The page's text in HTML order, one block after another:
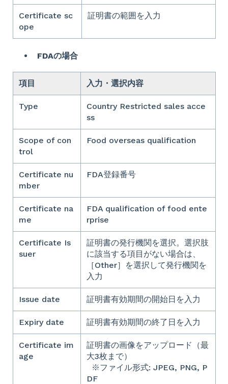
Certificate sc
ope
証明書の範囲を入力
FDAの場合
項目 入力・選択内容
Type
Country Restricted sales acce
ss
Scope of con
trol
Food overseas qualification
Certificate nu
mber
FDA登録番号
Certificate na
me
FDA qualification of food ente
rprise
Certificate Is
suer
証明書の発行機関を選択。選択肢
に該当する項目がない場合は、
［Other］を選択して発行機関を
入力
Issue date 証明書有効期間の開始日を入力
Expiry date 証明書有効期間の終了日を入力
Certificate im
age
証明書の画像をアップロード（最
大3枚まで）
※ファイル形式: JPEG, PNG, P
DF